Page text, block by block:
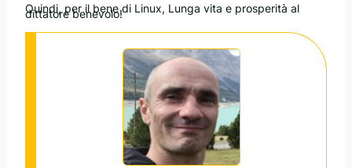
Quindi, per il bene di Linux, Lunga vita e prosperità al
dittatore benevolo!